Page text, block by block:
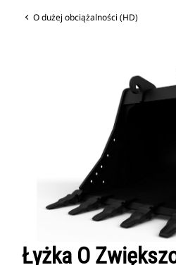
O dużej obciążalności (HD)
Łyżka O